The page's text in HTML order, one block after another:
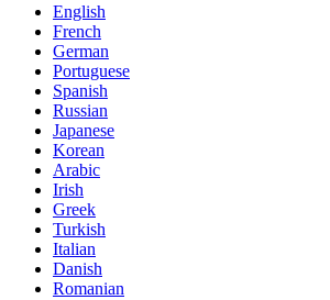
English
French
German
Portuguese
Spanish
Russian
Japanese
Korean
Arabic
Irish
Greek
Turkish
Italian
Danish
Romanian